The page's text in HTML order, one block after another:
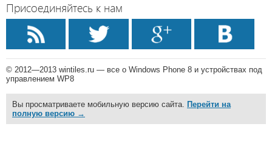
Присоединяйтесь к нам
© 2012—2013 wintiles.ru — все о Windows Phone 8 и устройствах под
управлением WP8
Вы просматриваете мобильную версию сайта. Перейти на
полную версию →